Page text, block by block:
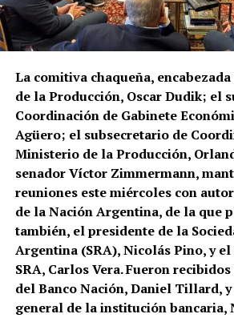
La comitiva chaqueña,
de la Producción, Oscar Dudik; el
Coordinación de Gabinete
Agüero; el subsecretario de
Ministerio de la Producción,
senador Víctor Zimmermann,
reuniones este miércoles con
de la Nación Argentina, de la que
también, el presidente de la
Argentina (SRA), Nicolás Pino, y
SRA, Carlos Vera. Fueron
del Banco Nación, Daniel Tillard,
general de la institución bancaria,